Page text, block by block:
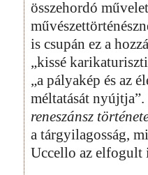
összehordó
is csupán ez a
„kissé
„a pályakép és az
méltatását
reneszánsz
a tárgyilagosság,
Uccello az